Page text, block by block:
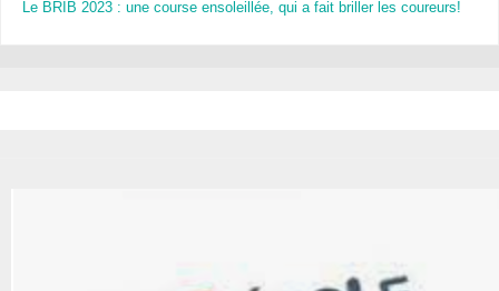
Le BRIB 2023 : une course ensoleillée, qui a fait briller les coureurs!